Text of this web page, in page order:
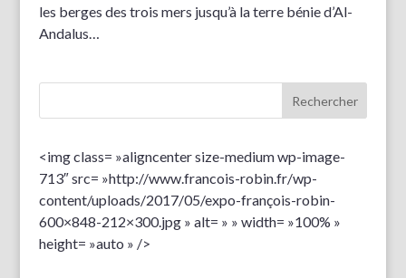
les berges des trois mers jusqu’à la terre bénie d’Al-
Andalus…
<img class= »aligncenter size-medium wp-image-
713″ src= »http://www.francois-robin.fr/wp-
content/uploads/2017/05/expo-françois-robin-
600×848-212×300.jpg » alt= » » width= »100% »
height= »auto » />